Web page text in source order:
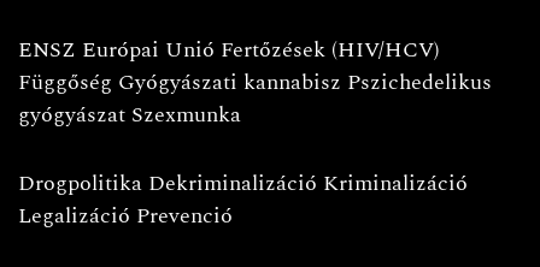
ENSZ Európai Unió Fertőzések (HIV/HCV)
Függőség Gyógyászati kannabisz Pszichedelikus
gyógyászat Szexmunka
Drogpolitika Dekriminalizáció Kriminalizáció
Legalizáció Prevenció